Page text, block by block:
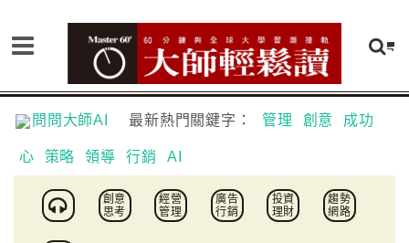
問問大師AI 最新熱門關鍵字： 管理 創意 成功
心 策略 領導 行銷 AI
創意
思考
經營
管理
廣告
行銷
投資
理財
趨勢
網路